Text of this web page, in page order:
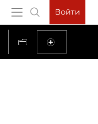
Войти